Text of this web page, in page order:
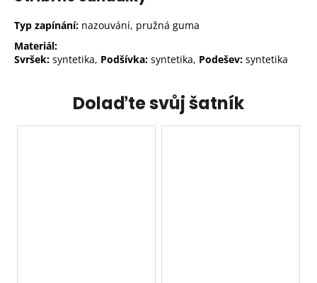
Typ zapínání: nazouvání, pružná guma
Materiál:
Svršek: syntetika, Podšívka: syntetika, Podešev: syntetika
Dolaďte svůj šatník